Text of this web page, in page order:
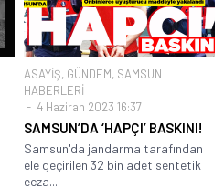
ASAYİŞ, GÜNDEM, SAMSUN
HABERLERİ
4 Haziran 2023 16:37
SAMSUN’DA ‘HAPÇI’ BASKINI!
Samsun'da jandarma tarafından
ele geçirilen 32 bin adet sentetik
ecza...